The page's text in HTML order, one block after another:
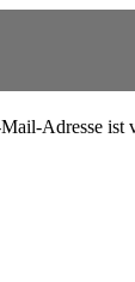
Adresse ist